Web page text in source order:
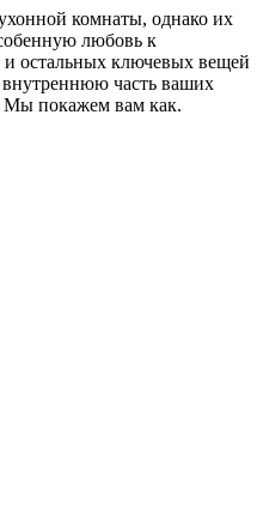
комнаты, однако их
любовь к
остальных ключевых вещей
часть ваших
Мы покажем вам как.